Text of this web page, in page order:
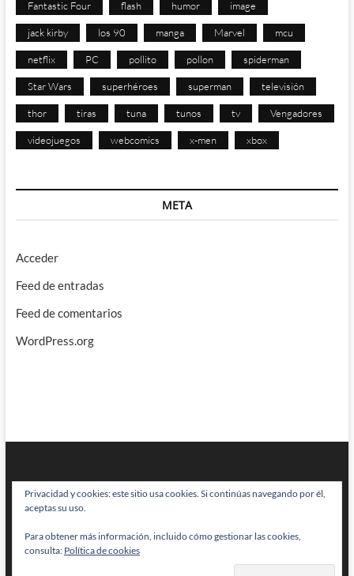
Fantastic Four flash humor image
jack kirby los 90 manga Marvel mcu
netflix PC pollito pollon spiderman
Star Wars superhéroes superman televisión
thor tiras tuna tunos tv Vengadores
videojuegos webcomics x-men xbox
META
Acceder
Feed de entradas
Feed de comentarios
WordPress.org
BRAINSTOMPING| Diseñado por:Theme Freesia|WordPress| © Todos
los derechos reservados
Privacidad y cookies: este sitio usa cookies. Si continúas navegando por él,
aceptas su uso.
Para obtener más información, incluido cómo gestionar las cookies,
consulta: Política de cookies